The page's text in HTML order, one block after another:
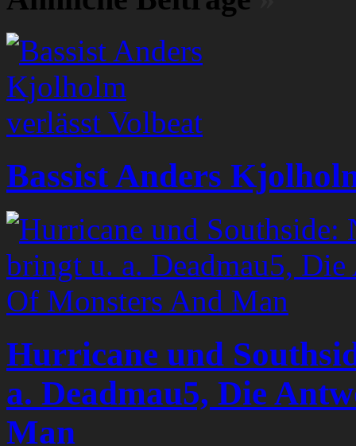
Bassist Anders
Hurricane und
a. Deadmau5, Die
Man